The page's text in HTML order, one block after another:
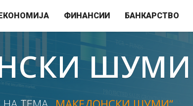
ФИНАНСИИ БАНКАРСТВО
ШУМИ